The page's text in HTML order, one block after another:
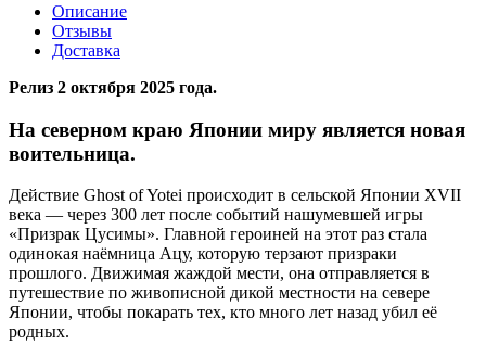
Описание
Отзывы
Доставка
Релиз 2 октября 2025 года.
На северном краю Японии миру является новая
воительница.
Действие Ghost of Yotei происходит в сельской Японии XVII
века — через 300 лет после событий нашумевшей игры
«Призрак Цусимы». Главной героиней на этот раз стала
одинокая наёмница Ацу, которую терзают призраки
прошлого. Движимая жаждой мести, она отправляется в
путешествие по живописной дикой местности на севере
Японии, чтобы покарать тех, кто много лет назад убил её
родных.